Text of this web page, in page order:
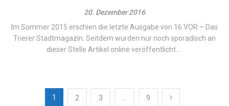
20. Dezember 2016
Im Sommer 2015 erschien die letzte Ausgabe von 16 VOR – Das
Trierer Stadtmagazin. Seitdem wurden nur noch sporadisch an
dieser Stelle Artikel online veröffentlicht....
Beitragsnavigation
1 2 3 9